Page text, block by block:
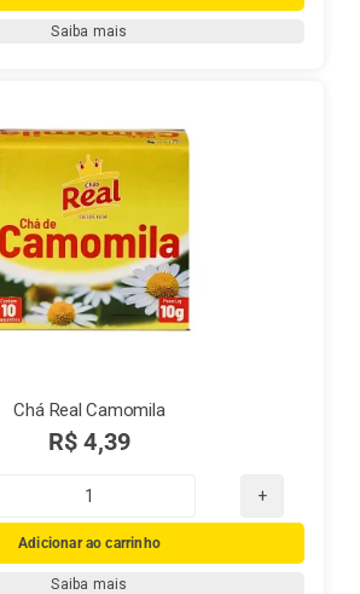
Bom
Saiba mais
Chá Real Camomila
R$ 4,39
Chá
Real
Camomila
Adicionar ao carrinho
Saiba mais